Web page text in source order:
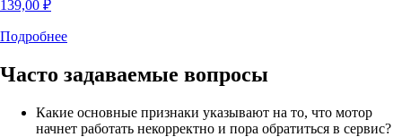
139,00 ₽
Подробнее
Часто задаваемые вопросы
Какие основные признаки указывают на то, что мотор
начнет работать некорректно и пора обратиться в сервис?